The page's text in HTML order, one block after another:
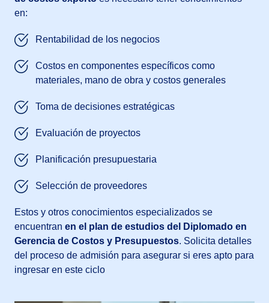
en:
Rentabilidad de los negocios
Costos en componentes específicos como
materiales, mano de obra y costos generales
Toma de decisiones estratégicas
Evaluación de proyectos
Planificación presupuestaria
Selección de proveedores
Estos y otros conocimientos especializados se
encuentran en el plan de estudios del Diplomado en
Gerencia de Costos y Presupuestos. Solicita detalles
del proceso de admisión para asegurar si eres apto para
ingresar en este ciclo